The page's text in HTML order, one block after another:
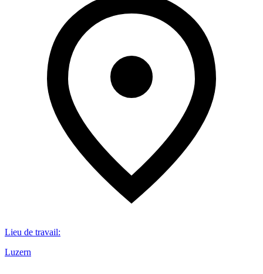
Lieu de travail:
Luzern